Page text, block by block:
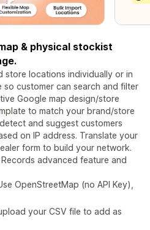
& physical stockist
store locations individually or in
customer can search and filter
Google map design/store
to match your brand/store
and suggest customers
on IP address. Translate your
form to build your network.
advanced feature and
OpenStreetMap (no API Key),
your CSV file to add as